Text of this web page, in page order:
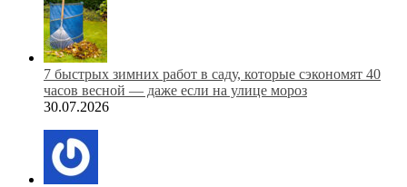
7 быстрых зимних работ в саду, которые сэкономят 40
часов весной — даже если на улице мороз
30.07.2026